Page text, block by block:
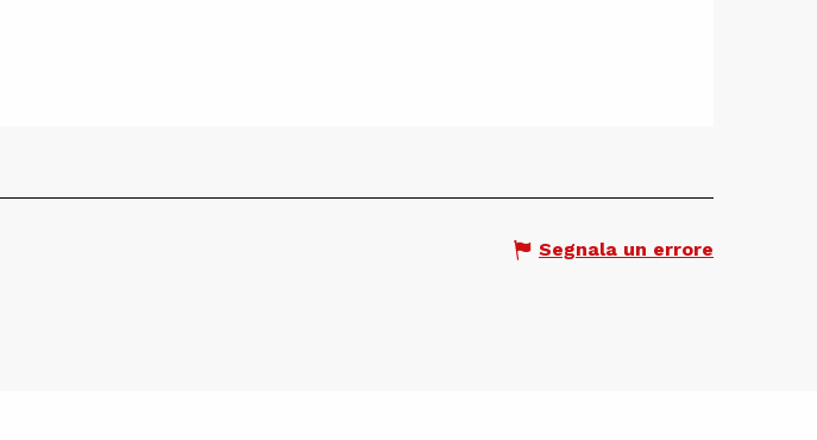
Segnala un errore